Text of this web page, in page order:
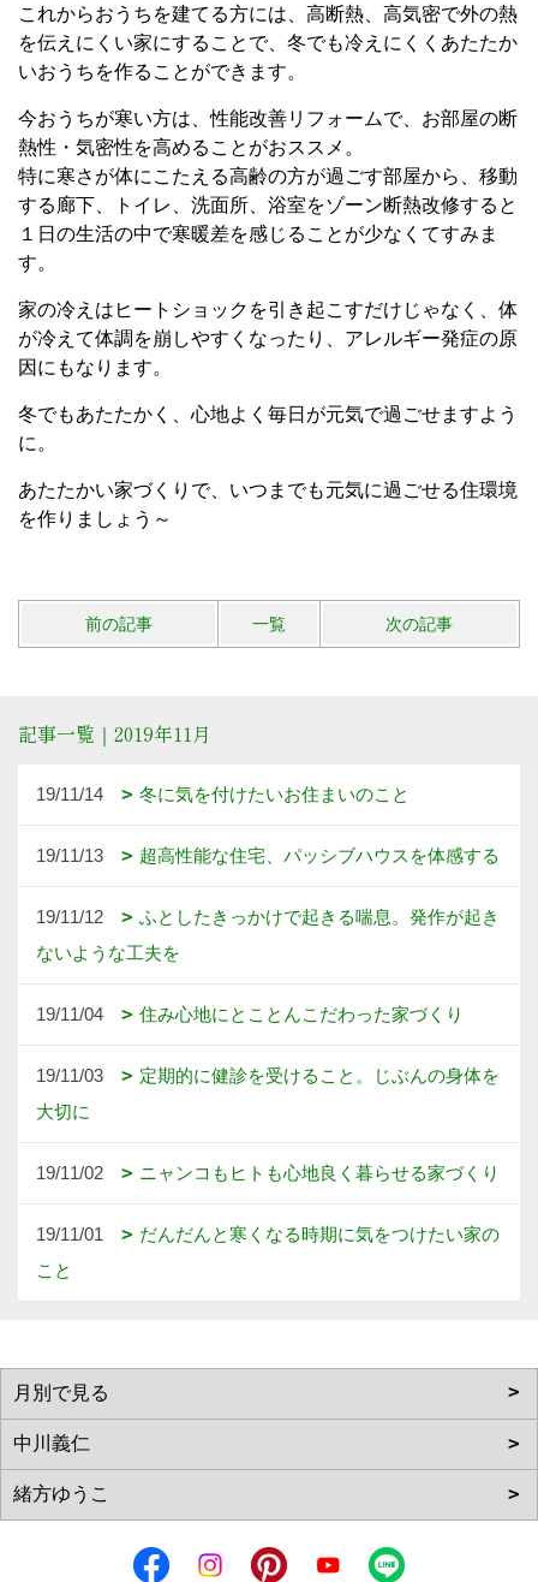
これからおうちを建てる方には、高断熱、高気密で外の熱
を伝えにくい家にすることで、冬でも冷えにくくあたたか
いおうちを作ることができます。
今おうちが寒い方は、性能改善リフォームで、お部屋の断
熱性・気密性を高めることがおススメ。
特に寒さが体にこたえる高齢の方が過ごす部屋から、移動
する廊下、トイレ、洗面所、浴室をゾーン断熱改修すると
１日の生活の中で寒暖差を感じることが少なくてすみま
す。
家の冷えはヒートショックを引き起こすだけじゃなく、体
が冷えて体調を崩しやすくなったり、アレルギー発症の原
因にもなります。
冬でもあたたかく、心地よく毎日が元気で過ごせますよう
に。
あたたかい家づくりで、いつまでも元気に過ごせる住環境
を作りましょう～
前の記事 一覧 次の記事
記事一覧｜2019年11月
19/11/14 冬に気を付けたいお住まいのこと
19/11/13 超高性能な住宅、パッシブハウスを体感する
19/11/12
ふとしたきっかけで起きる喘息。発作が起き
ないような工夫を
19/11/04 住み心地にとことんこだわった家づくり
19/11/03
定期的に健診を受けること。じぶんの身体を
大切に
19/11/02 ニャンコもヒトも心地良く暮らせる家づくり
19/11/01
だんだんと寒くなる時期に気をつけたい家の
こと